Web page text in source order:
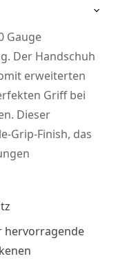
Gauge
Der Handschuh
erweiterten
Griff bei
Dieser
Grip-Finish, das
hervorragende